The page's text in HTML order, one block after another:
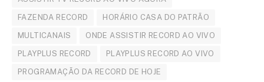
FAZENDA RECORD HORÁRIO CASA DO PATRÃO
MULTICANAIS ONDE ASSISTIR RECORD AO VIVO
PLAYPLUS RECORD PLAYPLUS RECORD AO VIVO
PROGRAMAÇÃO DA RECORD DE HOJE